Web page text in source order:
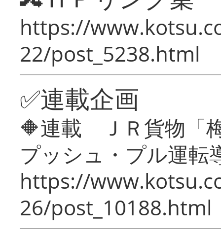
https://
22/post_5238.html
✅連載企画
🔶連載 ＪＲ貨物「
プッシュ・プル運転
https://
26/post_10188.html